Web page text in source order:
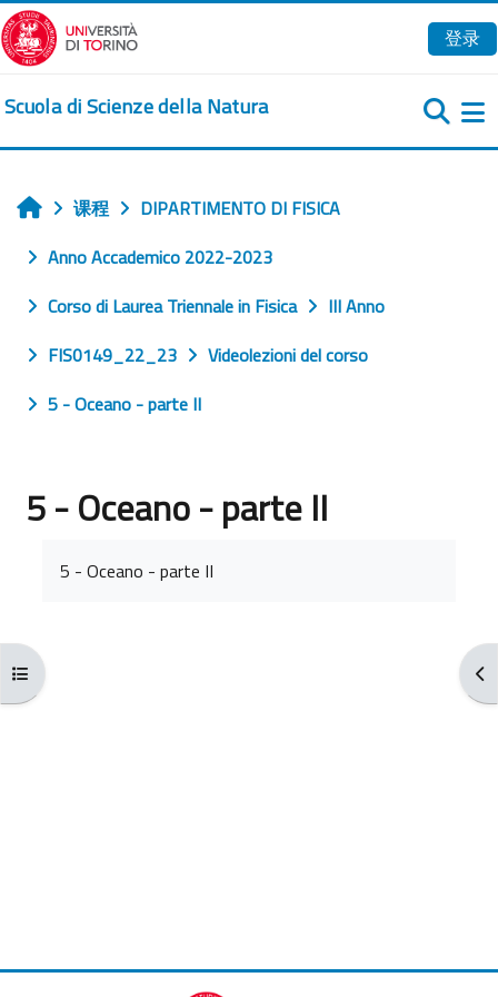
跳到主要内容
登录
Scuola di Scienze della Natura
打开课程索引 打
首页课程
DIPARTIMENTO DI FISICA
Anno Accademico 2022-2023
Corso di Laurea Triennale in Fisica
III Anno
FIS0149_22_23
Videolezioni del corso
5 - Oceano - parte II
5 - Oceano - parte II
5 - Oceano - parte II